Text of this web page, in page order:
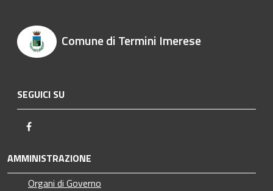
Comune di Termini Imerese
SEGUICI SU
AMMINISTRAZIONE
Organi di Governo